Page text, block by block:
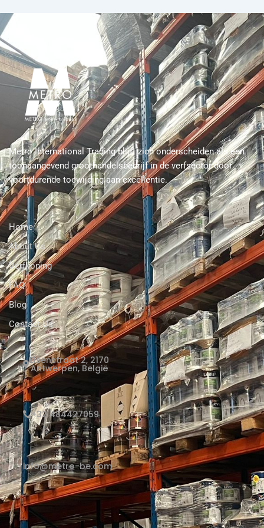
Metro International Trading blijft zich onderscheiden als een
toonaangevend groothandelsbedrijf in de verfsector door
voortdurende toewijding aan excellentie.
Home
About Us
Verfkoning
FAQ
Blog
Contact Us
Elsenstraat 2, 2170
Antwerpen, België
+32 484427059
info@metro-be.com